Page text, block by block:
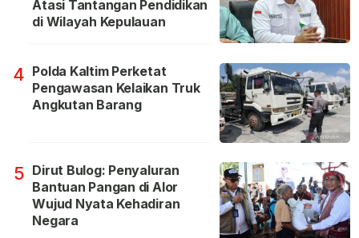
Atasi Tantangan Pendidikan
di Wilayah Kepulauan
4 Polda Kaltim Perketat
Pengawasan Kelaikan Truk
Angkutan Barang
5 Dirut Bulog: Penyaluran
Bantuan Pangan di Alor
Wujud Nyata Kehadiran
Negara